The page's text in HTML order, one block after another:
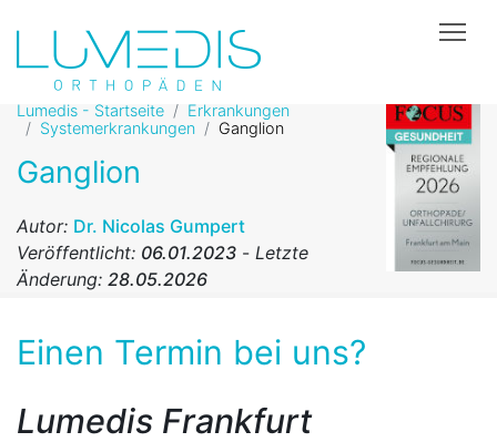
Lumedis - Startseite
Erkrankungen
Systemerkrankungen
Ganglion
Ganglion
Autor: Dr. Nicolas Gumpert
Veröffentlicht: 06.01.2023 - Letzte
Änderung: 28.05.2026
Einen Termin bei uns?
Lumedis Frankfurt